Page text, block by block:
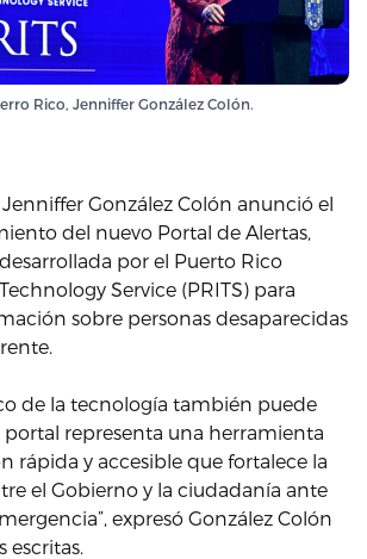
Rico, Jenniffer González Colón.
González Colón anunció el
del nuevo Portal de Alertas,
por el Puerto Rico
Service (PRITS) para
sobre personas desaparecidas
de la tecnología también puede
portal representa una herramienta
rápida y accesible que fortalece la
el Gobierno y la ciudadanía ante
expresó González Colón
escritas.